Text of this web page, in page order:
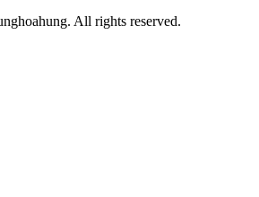
All rights reserved.